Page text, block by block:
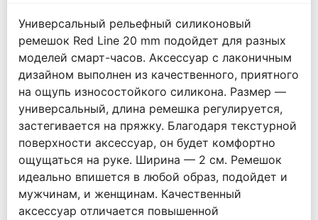
Универсальный рельефный силиконовый
ремешок Red Line 20 mm подойдет для разных
моделей смарт-часов. Аксессуар с лаконичным
дизайном выполнен из качественного, приятного
на ощупь износостойкого силикона. Размер —
универсальный, длина ремешка регулируется,
застегивается на пряжку. Благодаря текстурной
поверхности аксессуар, он будет комфортно
ощущаться на руке. Ширина — 2 см. Ремешок
идеально впишется в любой образ, подойдет и
мужчинам, и женщинам. Качественный
аксессуар отличается повышенной